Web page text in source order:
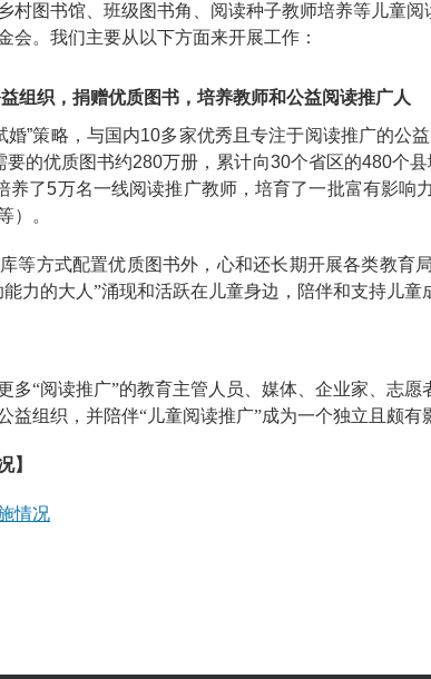
村图书馆、班级图书角、阅读种子教师培养等儿童
会。我们主要从以下方面来开展工作：
组织，捐赠优质图书，培养教师和公益阅读推广人
婚”策略，与国内10多家优秀且专注于阅读推广的公
的优质图书约280万册，累计向30个省区的480个
养了5万名一线阅读推广教师，培育了一批富有影响
）。
等方式配置优质图书外，心和还长期开展各类教育
力的大人”涌现和活跃在儿童身边，陪伴和支持儿童
多“阅读推广”的教育主管人员、媒体、企业家、志
益组织，并陪伴“儿童阅读推广”成为一个独立且颇有
】
情况